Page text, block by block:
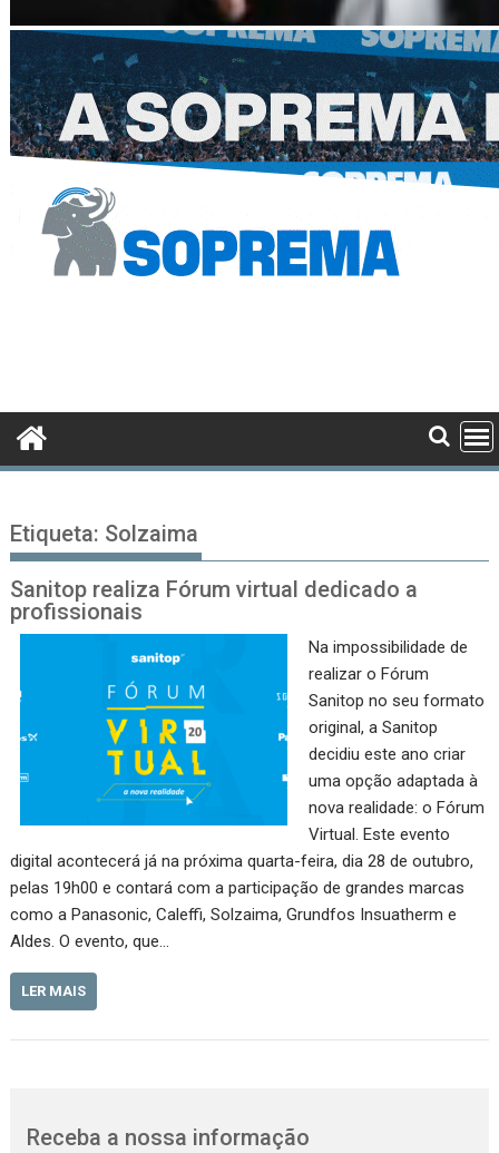
Etiqueta: Solzaima
Sanitop realiza Fórum virtual dedicado a
profissionais
Na impossibilidade de
realizar o Fórum
Sanitop no seu formato
original, a Sanitop
decidiu este ano criar
uma opção adaptada à
nova realidade: o Fórum
Virtual. Este evento
digital acontecerá já na próxima quarta-feira, dia 28 de outubro,
pelas 19h00 e contará com a participação de grandes marcas
como a Panasonic, Caleffi, Solzaima, Grundfos Insuatherm e
Aldes. O evento, que…
LER MAIS
Receba a nossa informação